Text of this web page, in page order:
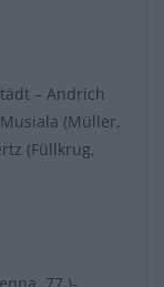
– Andrich
(Müller,
(Füllkrug,